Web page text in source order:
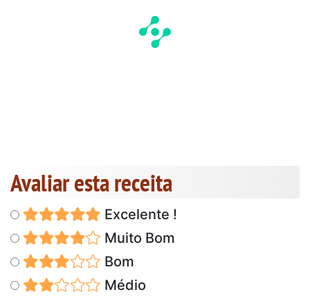
Avaliar esta receita
Excelente !
Muito Bom
Bom
Médio